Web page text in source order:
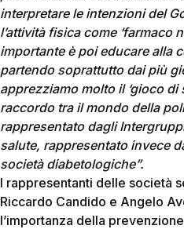
interpretare le intenzioni del
l’attività fisica come ‘farmaco
importante è poi educare alla
partendo soprattutto dai più
apprezziamo molto il ‘gioco di
raccordo tra il mondo della
rappresentato dagli
salute, rappresentato invece
società diabetologiche”.
I rappresentanti delle società
Riccardo Candido e Angelo
l’importanza della